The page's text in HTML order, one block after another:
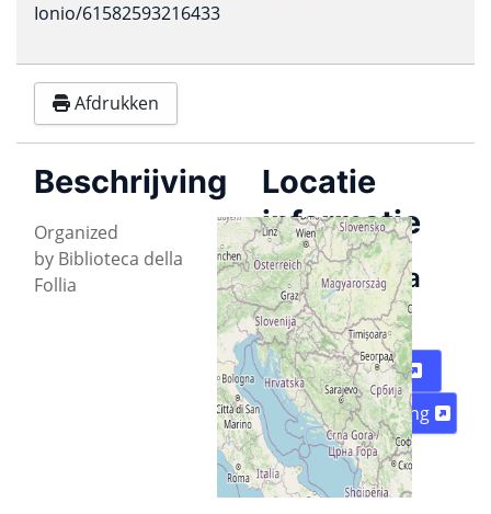
Ionio/61582593216433
Afdrukken
Beschrijving
Organized
by Biblioteca della
Follia
Locatie
informatie
Biblioteca
Della Follia
Plattegrond
Routebeschrijving